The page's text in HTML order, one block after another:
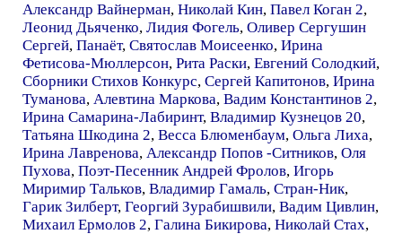
Александр Вайнерман, Николай Кин, Павел Коган 2,
Леонид Дьяченко, Лидия Фогель, Оливер Сергушин
Сергей, Панаёт, Святослав Моисеенко, Ирина
Фетисова-Мюллерсон, Рита Раски, Евгений Солодкий,
Сборники Стихов Конкурс, Сергей Капитонов, Ирина
Туманова, Алевтина Маркова, Вадим Константинов 2,
Ирина Самарина-Лабиринт, Владимир Кузнецов 20,
Татьяна Шкодина 2, Весса Блюменбаум, Ольга Лиха,
Ирина Лавренова, Александр Попов -Ситников, Оля
Пухова, Поэт-Песенник Андрей Фролов, Игорь
Миримир Тальков, Владимир Гамаль, Стран-Ник,
Гарик Зилберт, Георгий Зурабишвили, Вадим Цивлин,
Михаил Ермолов 2, Галина Бикирова, Николай Стах,